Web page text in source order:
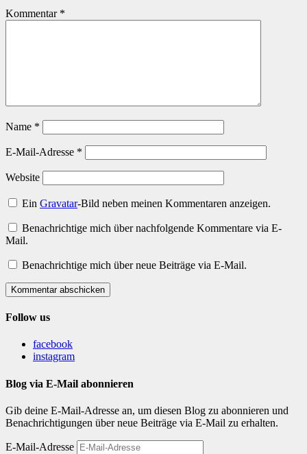
Kommentar *
Name *
E-Mail-Adresse *
Website
EinGravatar-Bild neben meinen Kommentaren anzeigen.
Benachrichtige mich über nachfolgende Kommentare via E-
Mail.
Benachrichtige mich über neue Beiträge via E-Mail.
Kommentar abschicken
Follow us
facebook
instagram
Blog via E-Mail abonnieren
Gib deine E-Mail-Adresse an, um diesen Blog zu abonnieren und
Benachrichtigungen über neue Beiträge via E-Mail zu erhalten.
E-Mail-Adresse